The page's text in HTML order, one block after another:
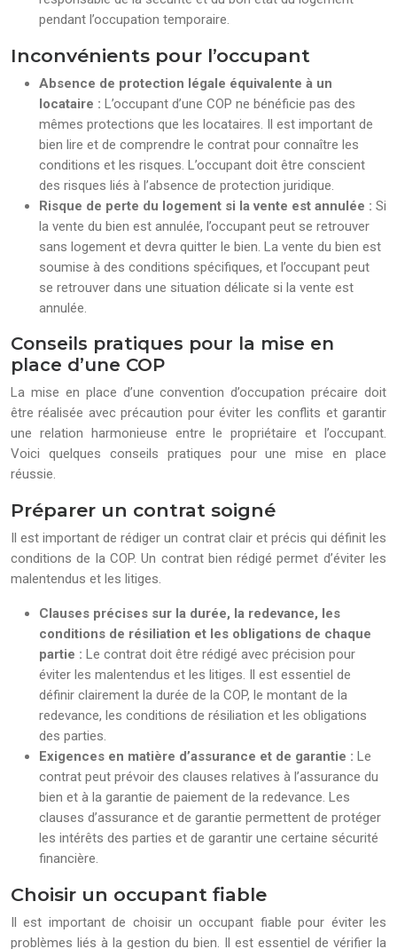
pendant l’occupation temporaire.
Inconvénients pour l’occupant
Absence de protection légale équivalente à un
locataire : L’occupant d’une COP ne bénéficie pas des
mêmes protections que les locataires. Il est important de
bien lire et de comprendre le contrat pour connaître les
conditions et les risques. L’occupant doit être conscient
des risques liés à l’absence de protection juridique.
Risque de perte du logement si la vente est annulée : Si
la vente du bien est annulée, l’occupant peut se retrouver
sans logement et devra quitter le bien. La vente du bien est
soumise à des conditions spécifiques, et l’occupant peut
se retrouver dans une situation délicate si la vente est
annulée.
Conseils pratiques pour la mise en
place d’une COP
La mise en place d’une convention d’occupation précaire doit
être réalisée avec précaution pour éviter les conflits et garantir
une relation harmonieuse entre le propriétaire et l’occupant.
Voici quelques conseils pratiques pour une mise en place
réussie.
Préparer un contrat soigné
Il est important de rédiger un contrat clair et précis qui définit les
conditions de la COP. Un contrat bien rédigé permet d’éviter les
malentendus et les litiges.
Clauses précises sur la durée, la redevance, les
conditions de résiliation et les obligations de chaque
partie : Le contrat doit être rédigé avec précision pour
éviter les malentendus et les litiges. Il est essentiel de
définir clairement la durée de la COP, le montant de la
redevance, les conditions de résiliation et les obligations
des parties.
Exigences en matière d’assurance et de garantie : Le
contrat peut prévoir des clauses relatives à l’assurance du
bien et à la garantie de paiement de la redevance. Les
clauses d’assurance et de garantie permettent de protéger
les intérêts des parties et de garantir une certaine sécurité
financière.
Choisir un occupant fiable
Il est important de choisir un occupant fiable pour éviter les
problèmes liés à la gestion du bien. Il est essentiel de vérifier la